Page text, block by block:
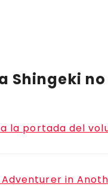
Shingeki
la portada del
Adventurer in